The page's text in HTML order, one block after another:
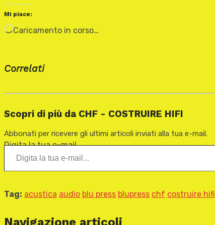
Mi piace:
Caricamento in corso…
Correlati
Scopri di più da CHF - COSTRUIRE HIFI
Abbonati per ricevere gli ultimi articoli inviati alla tua e-mail.
Digita la tua e-mail...
Tag: acustica audio blu press blupress chf costruire hifi
Navigazione articoli